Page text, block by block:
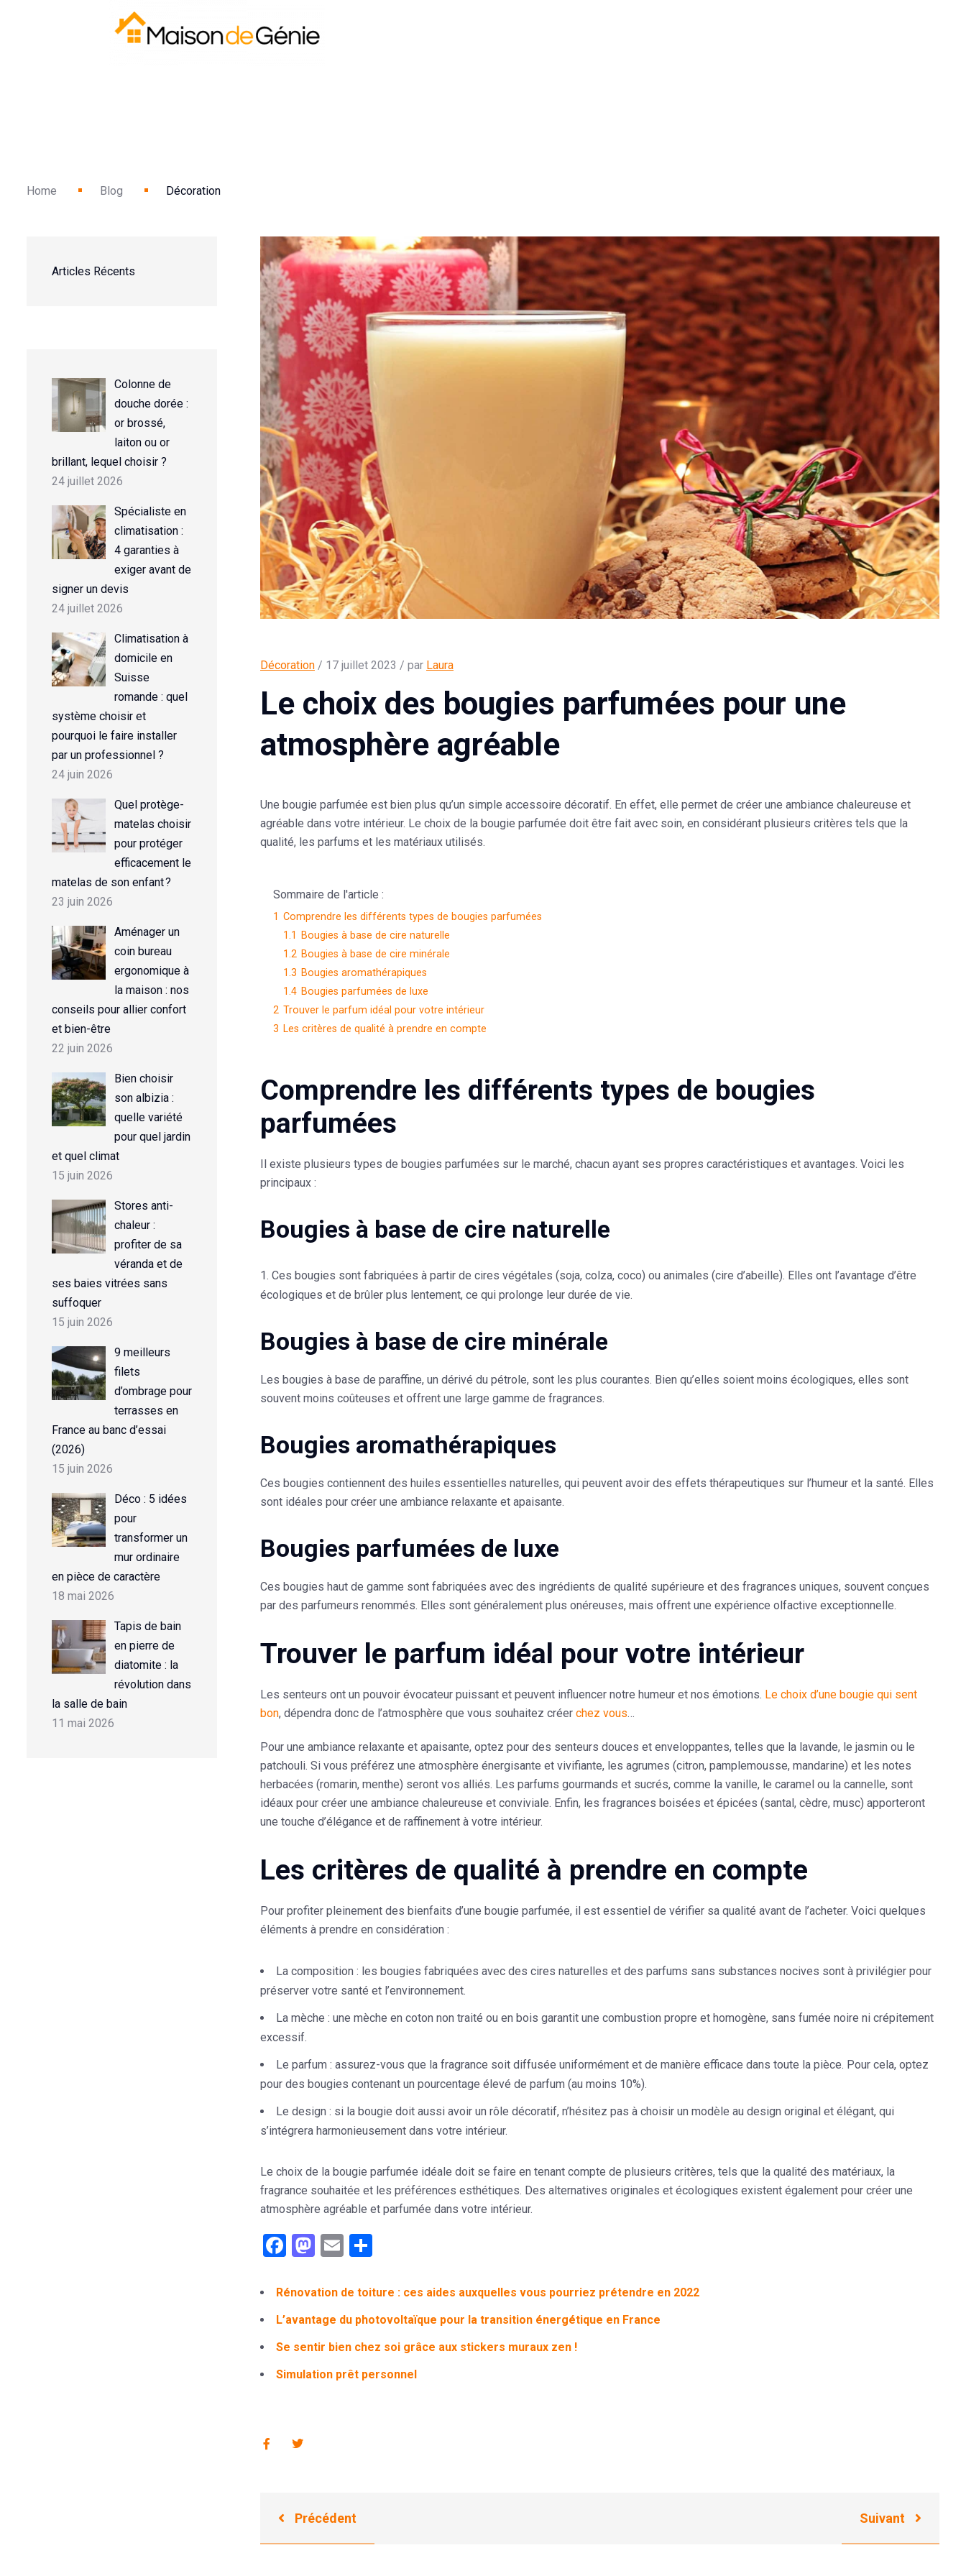
Home Blog Décoration
Articles Récents
Colonne de
douche dorée :
or brossé,
laiton ou or
brillant, lequel choisir ?
24 juillet 2026
Spécialiste en
climatisation :
4 garanties à
exiger avant de
signer un devis
24 juillet 2026
Climatisation à
domicile en
Suisse
romande : quel
système choisir et
pourquoi le faire installer
par un professionnel ?
24 juin 2026
Quel protège-
matelas choisir
pour protéger
efficacement le
matelas de son enfant ?
23 juin 2026
Aménager un
coin bureau
ergonomique à
la maison : nos
conseils pour allier confort
et bien-être
22 juin 2026
Bien choisir
son albizia :
quelle variété
pour quel jardin
et quel climat
15 juin 2026
Stores anti-
chaleur :
profiter de sa
véranda et de
ses baies vitrées sans
suffoquer
15 juin 2026
9 meilleurs
filets
d’ombrage pour
terrasses en
France au banc d’essai
(2026)
15 juin 2026
Déco : 5 idées
pour
transformer un
mur ordinaire
en pièce de caractère
18 mai 2026
Tapis de bain
en pierre de
diatomite : la
révolution dans
la salle de bain
11 mai 2026
Décoration / 17 juillet 2023 / par Laura
Le choix des bougies parfumées pour une
atmosphère agréable
Une bougie parfumée est bien plus qu’un simple accessoire décoratif. En effet, elle permet de créer une ambiance chaleureuse et
agréable dans votre intérieur. Le choix de la bougie parfumée doit être fait avec soin, en considérant plusieurs critères tels que la
qualité, les parfums et les matériaux utilisés.
Sommaire de l'article :
1 Comprendre les différents types de bougies parfumées
1.1
Bougies à base de cire naturelle
1.2 Bougies à base de cire minérale
1.3 Bougies aromathérapiques
1.4 Bougies parfumées de luxe
2 Trouver le parfum idéal pour votre intérieur
3 Les critères de qualité à prendre en compte
Comprendre les différents types de bougies
parfumées
Il existe plusieurs types de bougies parfumées sur le marché, chacun ayant ses propres caractéristiques et avantages. Voici les
principaux :
Bougies à base de cire naturelle
Ces bougies sont fabriquées à partir de cires végétales (soja, colza, coco) ou animales (cire d’abeille). Elles ont l’avantage d’être
écologiques et de brûler plus lentement, ce qui prolonge leur durée de vie.
Bougies à base de cire minérale
Les bougies à base de paraffine, un dérivé du pétrole, sont les plus courantes. Bien qu’elles soient moins écologiques, elles sont
souvent moins coûteuses et offrent une large gamme de fragrances.
Bougies aromathérapiques
Ces bougies contiennent des huiles essentielles naturelles, qui peuvent avoir des effets thérapeutiques sur l’humeur et la santé. Elles
sont idéales pour créer une ambiance relaxante et apaisante.
Bougies parfumées de luxe
Ces bougies haut de gamme sont fabriquées avec des ingrédients de qualité supérieure et des fragrances uniques, souvent conçues
par des parfumeurs renommés. Elles sont généralement plus onéreuses, mais offrent une expérience olfactive exceptionnelle.
Trouver le parfum idéal pour votre intérieur
Les senteurs ont un pouvoir évocateur puissant et peuvent influencer notre humeur et nos émotions. Le choix d’une bougie qui sent
bon, dépendra donc de l’atmosphère que vous souhaitez créer chez vous…
Pour une ambiance relaxante et apaisante, optez pour des senteurs douces et enveloppantes, telles que la lavande, le jasmin ou le
patchouli. Si vous préférez une atmosphère énergisante et vivifiante, les agrumes (citron, pamplemousse, mandarine) et les notes
herbacées (romarin, menthe) seront vos alliés. Les parfums gourmands et sucrés, comme la vanille, le caramel ou la cannelle, sont
idéaux pour créer une ambiance chaleureuse et conviviale. Enfin, les fragrances boisées et épicées (santal, cèdre, musc) apporteront
une touche d’élégance et de raffinement à votre intérieur.
Les critères de qualité à prendre en compte
Pour profiter pleinement des bienfaits d’une bougie parfumée, il est essentiel de vérifier sa qualité avant de l’acheter. Voici quelques
éléments à prendre en considération :
La composition : les bougies fabriquées avec des cires naturelles et des parfums sans substances nocives sont à privilégier pour
préserver votre santé et l’environnement.
La mèche : une mèche en coton non traité ou en bois garantit une combustion propre et homogène, sans fumée noire ni crépitement
excessif.
Le parfum : assurez-vous que la fragrance soit diffusée uniformément et de manière efficace dans toute la pièce. Pour cela, optez
pour des bougies contenant un pourcentage élevé de parfum (au moins 10%).
Le design : si la bougie doit aussi avoir un rôle décoratif, n’hésitez pas à choisir un modèle au design original et élégant, qui
s’intégrera harmonieusement dans votre intérieur.
Le choix de la bougie parfumée idéale doit se faire en tenant compte de plusieurs critères, tels que la qualité des matériaux, la
fragrance souhaitée et les préférences esthétiques. Des alternatives originales et écologiques existent également pour créer une
atmosphère agréable et parfumée dans votre intérieur.
Facebook
Mastodon
Email
Rénovation de toiture : ces aides auxquelles vous pourriez prétendre en 2022
L’avantage du photovoltaïque pour la transition énergétique en France
Se sentir bien chez soi grâce aux stickers muraux zen !
Simulation prêt personnel
Précédent Suivant